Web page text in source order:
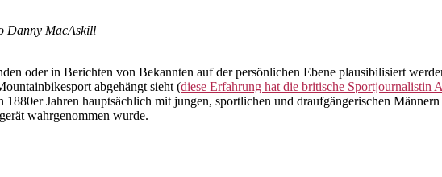
Danny MacAskill
oder in Berichten von Bekannten auf der persönlichen Ebene plausibilisiert
abgehängt sieht (diese Erfahrung hat die britische Sportjournalistin
Jahren hauptsächlich mit jungen, sportlichen und draufgängerischen
wahrgenommen wurde.